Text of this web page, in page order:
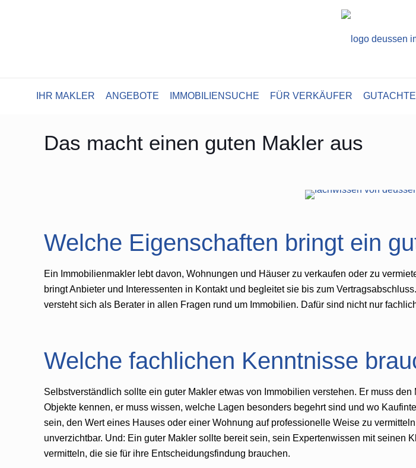
IHR MAKLER ANGEBOTE IMMOBILIENSUCHE FÜR VERKÄUFER
Das macht einen guten Makler aus
Welche Eigenschaften bringt ein
Ein Immobilienmakler lebt davon, Wohnungen und Häuser zu verkaufen oder zu
bringt Anbieter und Interessenten in Kontakt und begleitet sie bis zum
versteht sich als Berater in allen Fragen rund um Immobilien. Dafür sind nicht nur
Welche fachlichen Kenntnisse
Selbstverständlich sollte ein guter Makler etwas von Immobilien verstehen. Er muss
Objekte kennen, er muss wissen, welche Lagen besonders begehrt sind und wo
sein, den Wert eines Hauses oder einer Wohnung auf professionelle Weise zu
unverzichtbar. Und: Ein guter Makler sollte bereit sein, sein Expertenwissen mit seinen
vermitteln, die sie für ihre Entscheidungsfindung brauchen.